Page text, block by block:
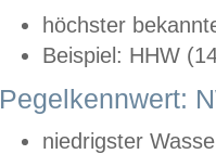
höchster
Beispiel: HHW
Pegelkennwert:
niedrigster